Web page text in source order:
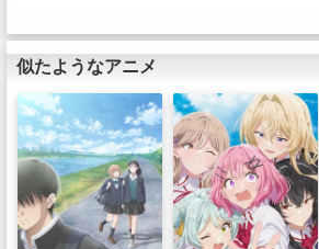
似たようなアニメ